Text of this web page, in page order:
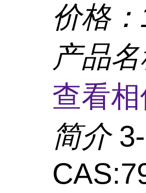
价格：
产品
查看
简介